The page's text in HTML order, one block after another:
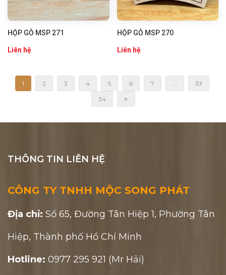
HỘP GỖ MSP 271
Liên hệ
HỘP GỖ MSP 270
Liên hệ
1 2 3 4 5 6 7 ... 33
34
THÔNG TIN LIÊN HỆ
CÔNG TY TNHH MỘC SONG PHÁT
Địa chỉ: Số 65, Đường Tân Hiệp 1, Phường Tân
Hiệp, Thành phố Hồ Chí Minh
Hotline: 0977 295 921 (Mr Hải)